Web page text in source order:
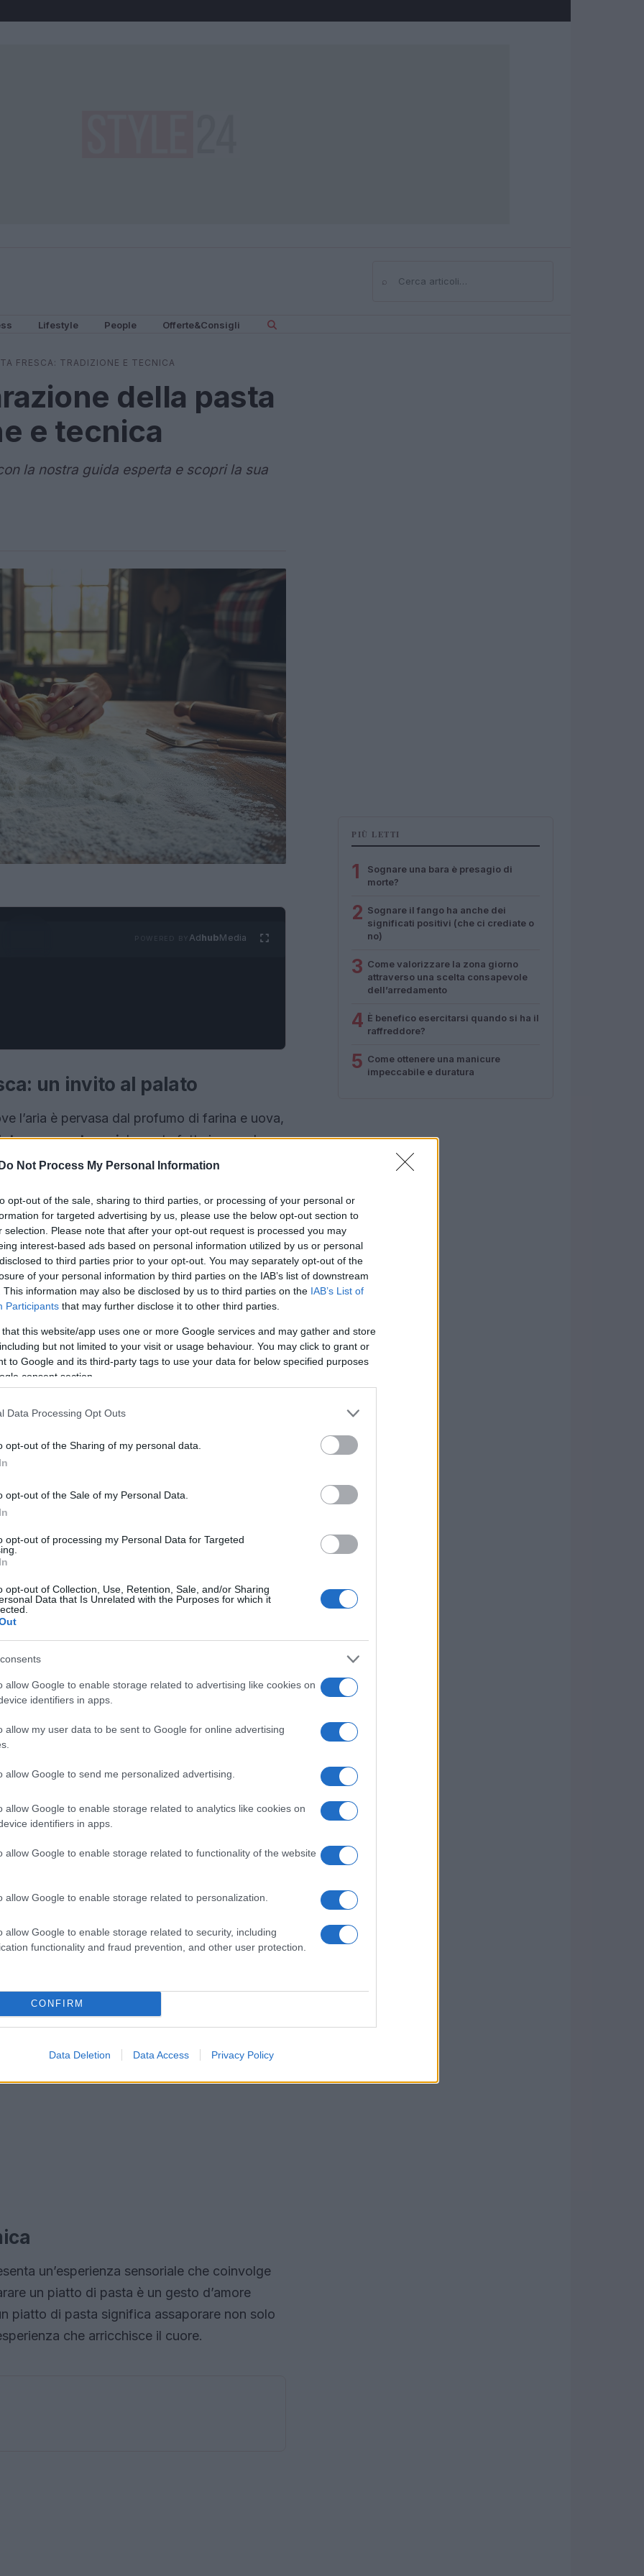
Do Not Process My Personal Information
opt-out of the sale, sharing to third parties, or processing of your personal or
for targeted advertising by us, please use the below opt-out section to
selection. Please note that after your opt-out request is processed you may
interest-based ads based on personal information utilized by us or personal
to third parties prior to your opt-out. You may separately opt-out of the
of your personal information by third parties on the IAB’s list of downstream
This information may also be disclosed by us to third parties on the IAB’s List of
Participants that may further disclose it to other third parties.
that this website/app uses one or more Google services and may gather and store
but not limited to your visit or usage behaviour. You may click to grant or
to Google and its third-party tags to use your data for below specified purposes
consent section.
Data Processing Opt Outs
opt-out of the Sharing of my personal data.
opt-out of the Sale of my Personal Data.
opt-out of processing my Personal Data for Targeted
opt-out of Collection, Use, Retention, Sale, and/or Sharing
Data that Is Unrelated with the Purposes for which it
allow Google to enable storage related to advertising like cookies on
identifiers in apps.
allow my user data to be sent to Google for online advertising
allow Google to send me personalized advertising.
allow Google to enable storage related to analytics like cookies on
identifiers in apps.
allow Google to enable storage related to functionality of the website
allow Google to enable storage related to personalization.
allow Google to enable storage related to security, including
functionality and fraud prevention, and other user protection.
CONFIRM
Data Deletion Data Access Privacy Policy
⌕Cerca
Lifestyle People Offerte&Consigli
FRESCA: TRADIZIONE E TECNICA
della pasta
e tecnica
la nostra guida esperta e scopri la sua
AdhubMedia
un invito al palato
l’aria è pervasa dal profumo di farina e uova,
non mente mai: la pasta fatta in casa ha un
con i prodotti industriali. Ogni morso è un
trovato la sua massima espressione. Ogni
della pasta fresca
farina di semola e uova fresche. Mescolare
liscio e omogeneo, quindi lasciare riposare
è fondamentale per permettere al glutine di
facilmente lavorabile.
la tradizione
la pasta, riflettendo il
e difiliera cortanon solo garantisce
proprio territorio. Sorseggiare un vino
fresca è un modo per connettersi con la
un’esperienza sensoriale che coinvolge
un piatto di pasta è un gesto d’amore
piatto di pasta significa assaporare non solo
che arricchisce il cuore.
PIÙ LETTI
1
Sognare una bara è presagio di
morte?
2 Sognare il fango ha anche dei
significati positivi (che ci crediate o
no)
3 Come valorizzare la zona giorno
attraverso una scelta consapevole
dell’arredamento
4 È benefico esercitarsi quando si ha il
raffreddore?
5 Come ottenere una manicure
impeccabile e duratura